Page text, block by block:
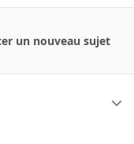
un nouveau sujet